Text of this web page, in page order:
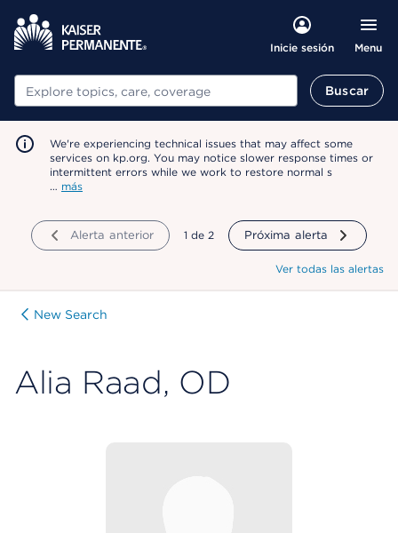
Inicie sesión Menu
Buscar Buscar
We're experiencing technical issues that may affect some
services on kp.org. You may notice slower response times or
intermittent errors while we work to restore normal s
… más
Alerta anterior mostrando
1 de 2 Próxima alerta
Ver todas las alertas
New Search
Alia Raad, OD